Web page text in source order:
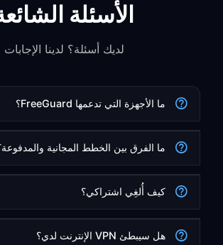
الأسئلة
لديك أسئلة؟ لدينا الإجابات
ما الأجهزة التي تدعمها FreeGuard؟
ما الفرق بين الخطط المجانية
كيف أُلغِي اشتراكي؟
هل سيبطئ VPN الإنترنت لدي؟